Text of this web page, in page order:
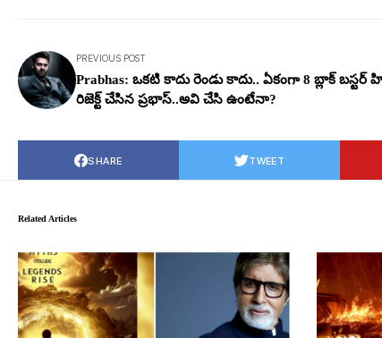
PREVIOUS POST
Prabhas: ఒకటి కాదు రెండు కాదు.. ఏకంగా 8 బ్లాక్ బస్టర్
రిజెక్ట్ చేసిన ప్రభాస్..అవి చేసి ఉంటేనా?
SHARE TWEET
Related Articles